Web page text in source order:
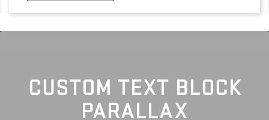
CUSTOM TEXT BLOCK
PARALLAX